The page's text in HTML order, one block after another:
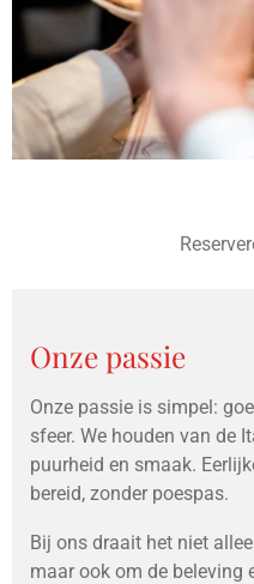
Onze passie
Onze passie is simpel:
sfeer. We houden van de
puurheid en smaak.
bereid, zonder poespas.
Bij ons draait het niet
maar ook om de beleving